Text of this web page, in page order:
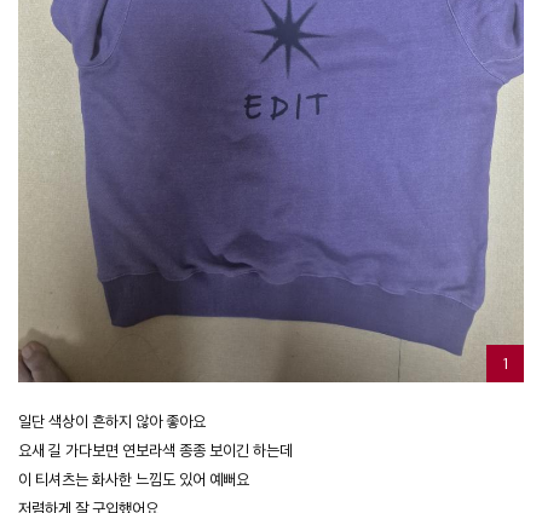
1
일단 색상이 흔하지 않아 좋아요
요새 길 가다보면 연보라색 종종 보이긴 하는데
이 티셔츠는 화사한 느낌도 있어 예뻐요
저렴하게 잘 구입했어요